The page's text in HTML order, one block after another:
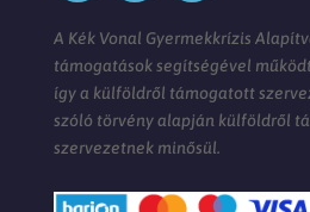
A Kék Vonal Gyermekkrízis
támogatások segítségével
így a külföldről támogatott
szóló törvény alapján külföldről
szervezetnek minősül.